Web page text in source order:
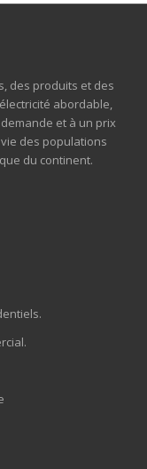
des produits et des
abordable,
et à un prix
des populations
du continent.